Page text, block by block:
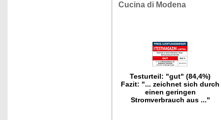
Cucina di Modena
Testurteil: "gut" (84,4%)
Fazit: "... zeichnet sich durch
einen geringen
Stromverbrauch aus ..."